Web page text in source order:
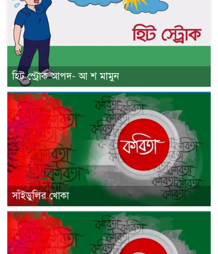
হিট স্ট্রোক আপদ- আ শ মামুন
সাঁইডুলির খোকা